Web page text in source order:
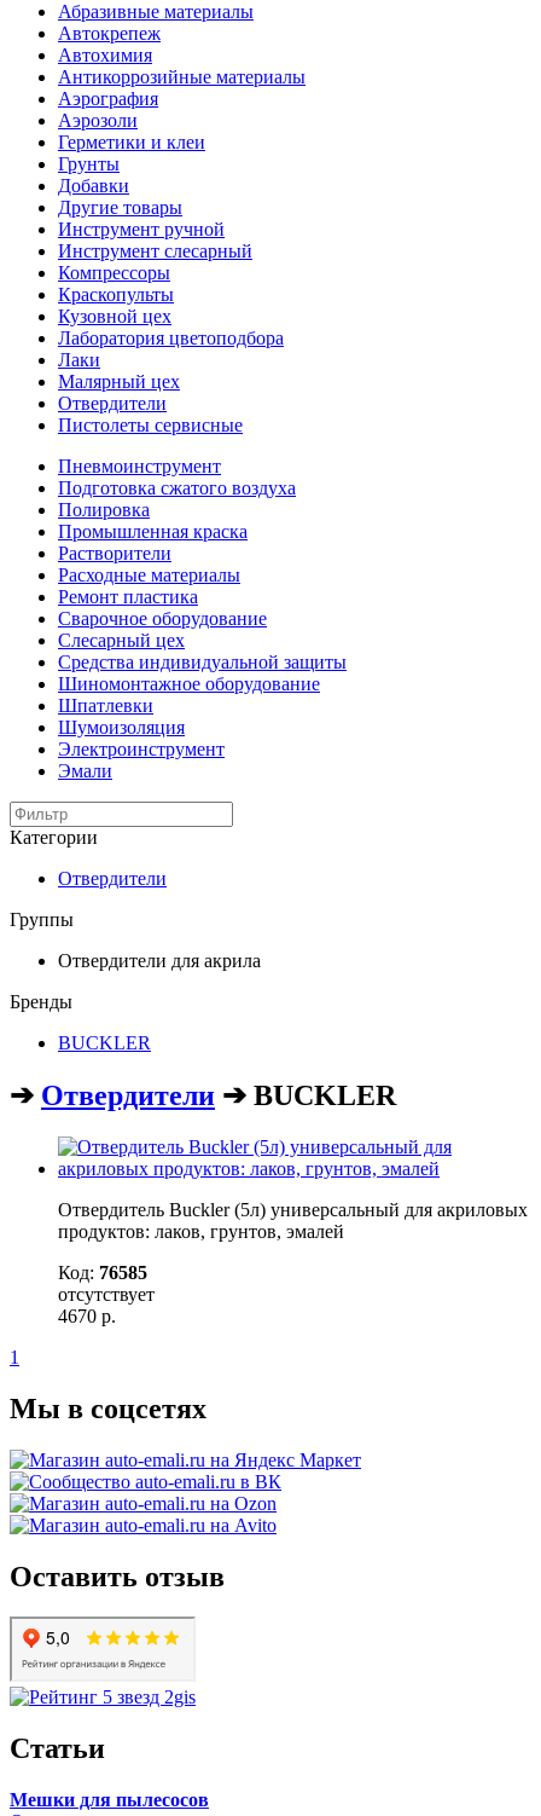
Абразивные материалы
Автокрепеж
Автохимия
Антикоррозийные материалы
Аэрография
Аэрозоли
Герметики и клеи
Грунты
Добавки
Другие товары
Инструмент ручной
Инструмент слесарный
Компрессоры
Краскопульты
Кузовной цех
Лаборатория цветоподбора
Лаки
Малярный цех
Отвердители
Пистолеты сервисные
Пневмоинструмент
Подготовка сжатого воздуха
Полировка
Промышленная краска
Растворители
Расходные материалы
Ремонт пластика
Сварочное оборудование
Слесарный цех
Средства индивидуальной защиты
Шиномонтажное оборудование
Шпатлевки
Шумоизоляция
Электроинструмент
Эмали
Категории
Отвердители
Группы
Отвердители для акрила
Бренды
BUCKLER
➔ Отвердители ➔ BUCKLER
Отвердитель Buckler (5л) универсальный для акриловых
продуктов: лаков, грунтов, эмалей
Код: 76585
отсутствует
4670 р.
1
Мы в соцсетях
Оставить отзыв
Статьи
Мешки для пылесосов